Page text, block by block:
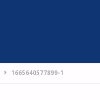
1665640577899-1